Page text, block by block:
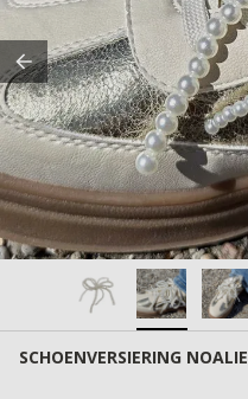
SCHOENVERSIERING NOALIE